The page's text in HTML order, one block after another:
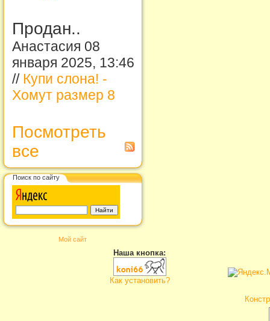
Продан..
Анастасия 08
января 2025, 13:46
// Купи слона! -
Хомут размер 8
Посмотреть
все
Поиск по сайту
Мой сайт
Наша кнопка:
Как установить?